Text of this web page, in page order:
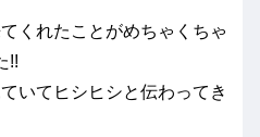
くれたことがめちゃくちゃ
!!
いてヒシヒシと伝わってき